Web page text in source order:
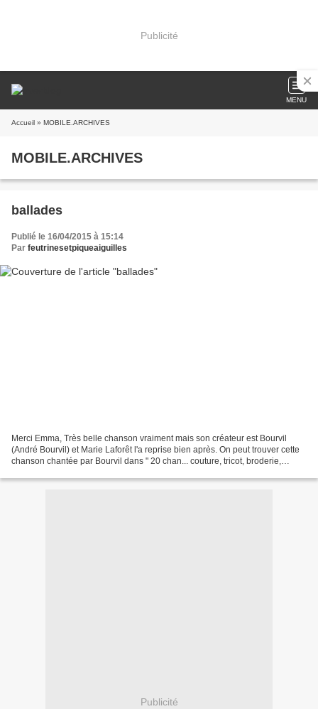
Publicité
MENU
Accueil » MOBILE.ARCHIVES
MOBILE.ARCHIVES
ballades
Publié le 16/04/2015 à 15:14
Par feutrinesetpiqueaiguilles
Merci Emma, Très belle chanson vraiment mais son créateur est Bourvil
(André Bourvil) et Marie Laforêt l'a reprise bien après. On peut trouver cette
chanson chantée par Bourvil dans " 20 chan... couture, tricot, broderie,
Publicité